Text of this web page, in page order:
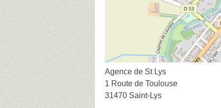
Agence de St Lys
1 Route de Toulouse
31470 Saint-Lys